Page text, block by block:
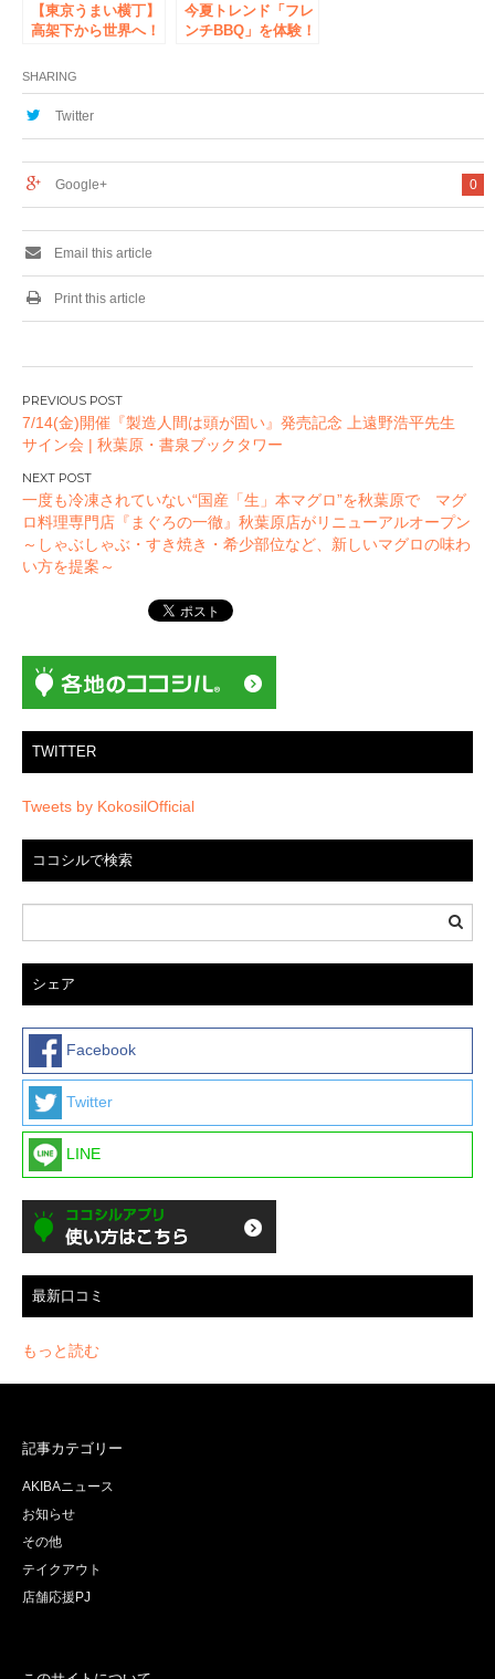
25％OFF＆友人連れ
で2回目無料！」～
【東京うまい横丁】
高架下から世界へ！
を堪能あれ！
今夏トレンド「フレ
ンチBBQ」を体験！
「フレンチBBQ」メ
SHARING
Twitter
0
Google+
Email this article
Print this article
投
稿
ナ
ビ
ゲ
ー
シ
7/14(金)開催『製造人間は頭が固い』発売記念 上遠野浩平先生
サイン会 | 秋葉原・書泉ブックタワー
一度も冷凍されていない“国産「生」本マグロ”を秋葉原で マグ
ロ料理専門店『まぐろの一徹』秋葉原店がリニューアルオープン
～しゃぶしゃぶ・すき焼き・希少部位など、新しいマグロの味わ
い方を提案～
TWITTER
Tweets by KokosilOfficial
ココシルで検索
シェア
Facebook
Twitter
LINE
最新口コミ
もっと読む
記事カテゴリー
AKIBAニュース
お知らせ
その他
テイクアウト
店舗応援PJ